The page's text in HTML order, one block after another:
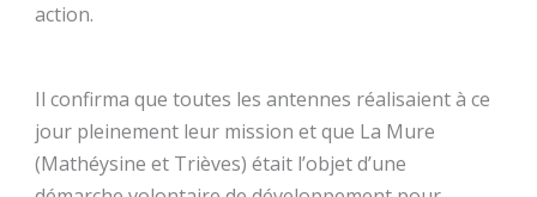
action.
Il confirma que toutes les antennes réalisaient à ce
jour pleinement leur mission et que La Mure
(Mathéysine et Trièves) était l’objet d’une